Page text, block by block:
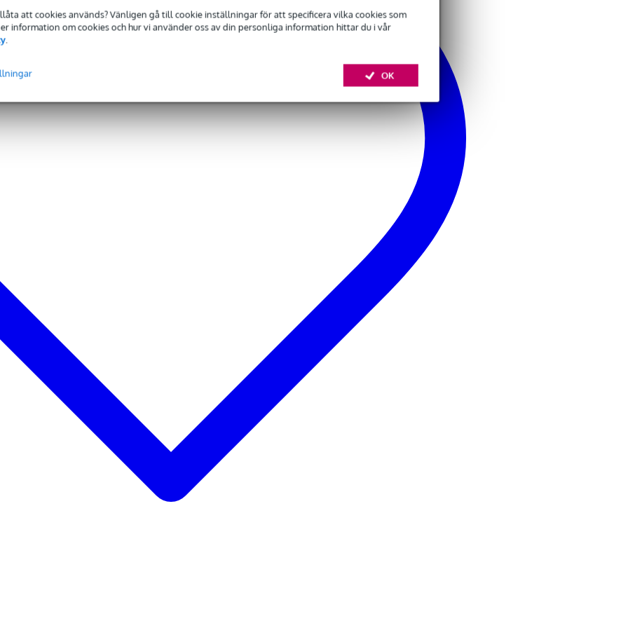
att cookies används? Vänligen gå till cookie inställningar för att specificera vilka cookies som
information om cookies och hur vi använder oss av din personliga information hittar du i vår
.
OK